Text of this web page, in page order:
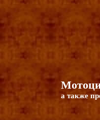
а также